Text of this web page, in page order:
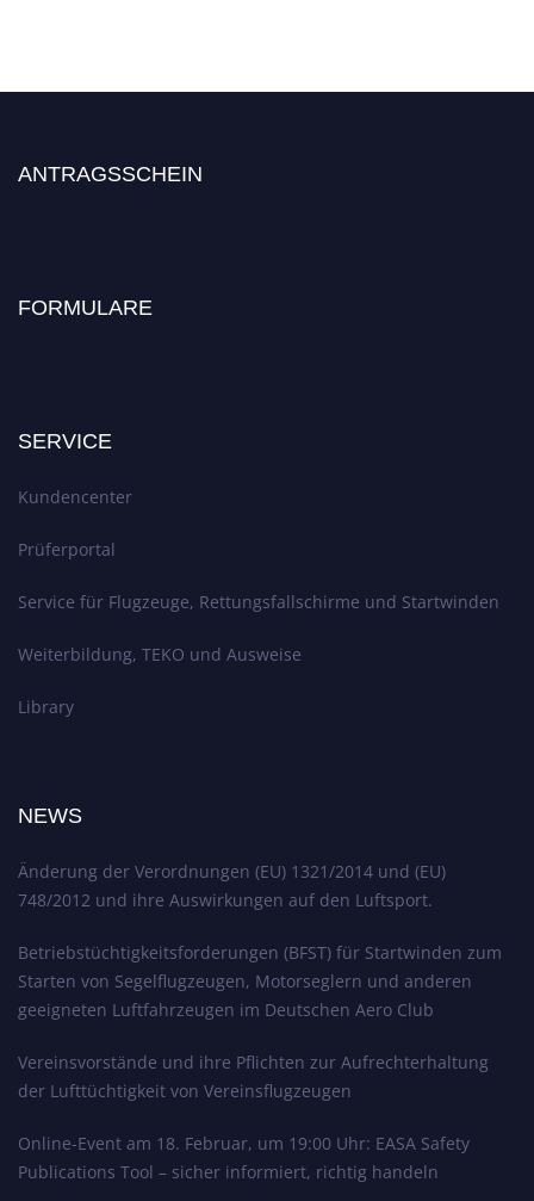
ANTRAGSSCHEIN
FORMULARE
SERVICE
Kundencenter
Prüferportal
Service für Flugzeuge, Rettungsfallschirme und Startwinden
Weiterbildung, TEKO und Ausweise
Library
NEWS
Änderung der Verordnungen (EU) 1321/2014 und (EU)
748/2012 und ihre Auswirkungen auf den Luftsport.
Betriebstüchtigkeitsforderungen (BFST) für Startwinden zum
Starten von Segelflugzeugen, Motorseglern und anderen
geeigneten Luftfahrzeugen im Deutschen Aero Club
Vereinsvorstände und ihre Pflichten zur Aufrechterhaltung
der Lufttüchtigkeit von Vereinsflugzeugen
Online-Event am 18. Februar, um 19:00 Uhr: EASA Safety
Publications Tool – sicher informiert, richtig handeln